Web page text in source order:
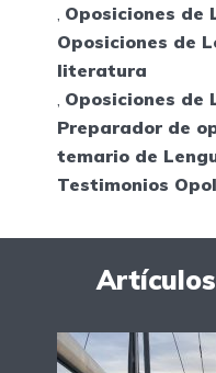
Oposiciones de
Oposiciones de
literatura
Oposiciones de
Preparador de
temario de
Testimonios